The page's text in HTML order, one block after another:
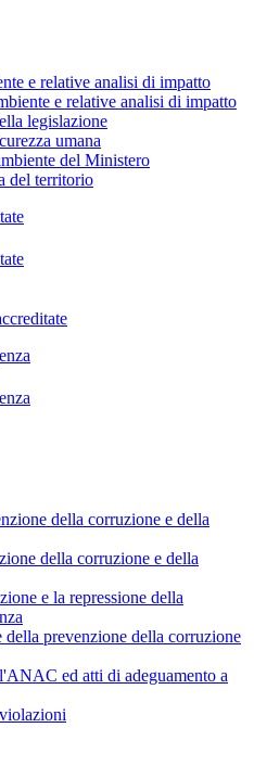
e relative analisi di impatto
e relative analisi di impatto
legislazione
umana
del Ministero
del territorio
della corruzione e della
della corruzione e della
e la repressione della
della prevenzione della corruzione
ed atti di adeguamento a